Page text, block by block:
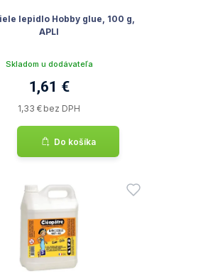
lepidlo Hobby glue, 100 g,
APLI
Skladom u dodávateľa
1,61 €
1,33 € bez DPH
Do košíka